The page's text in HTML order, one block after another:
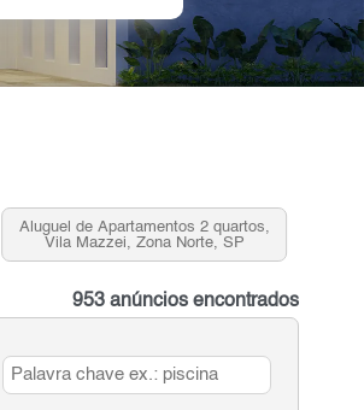
Aluguel de Apartamentos 2 quartos,
Vila Mazzei, Zona Norte, SP
953 anúncios encontrados